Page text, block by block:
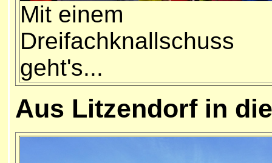
Mit einem
Dreifachknallschuss
geht's...
Aus Litzendorf in